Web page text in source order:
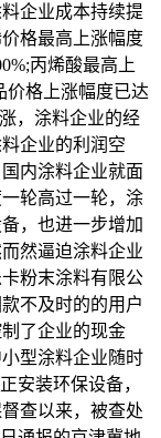
企业成本持续提
格最高上涨幅度
丙烯酸最高上
价格上涨幅度已达
，涂料企业的经
企业的利润空
内涂料企业就面
轮高过一轮，涂
，也进一步增加
然逼迫涂料企业
粉末涂料有限公
不及时的的用户
了企业的现金
型涂料企业随时
安装环保设备，
查以来，被查处